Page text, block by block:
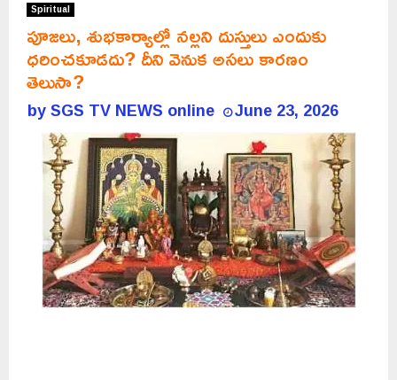
Spiritual
పూజలు, శుభకార్యాల్లో నల్లని దుస్తులు ఎందుకు
ధరించకూడదు? దీని వెనుక అసలు కారణం
తెలుసా?
bySGS TV NEWS online June 23, 2026